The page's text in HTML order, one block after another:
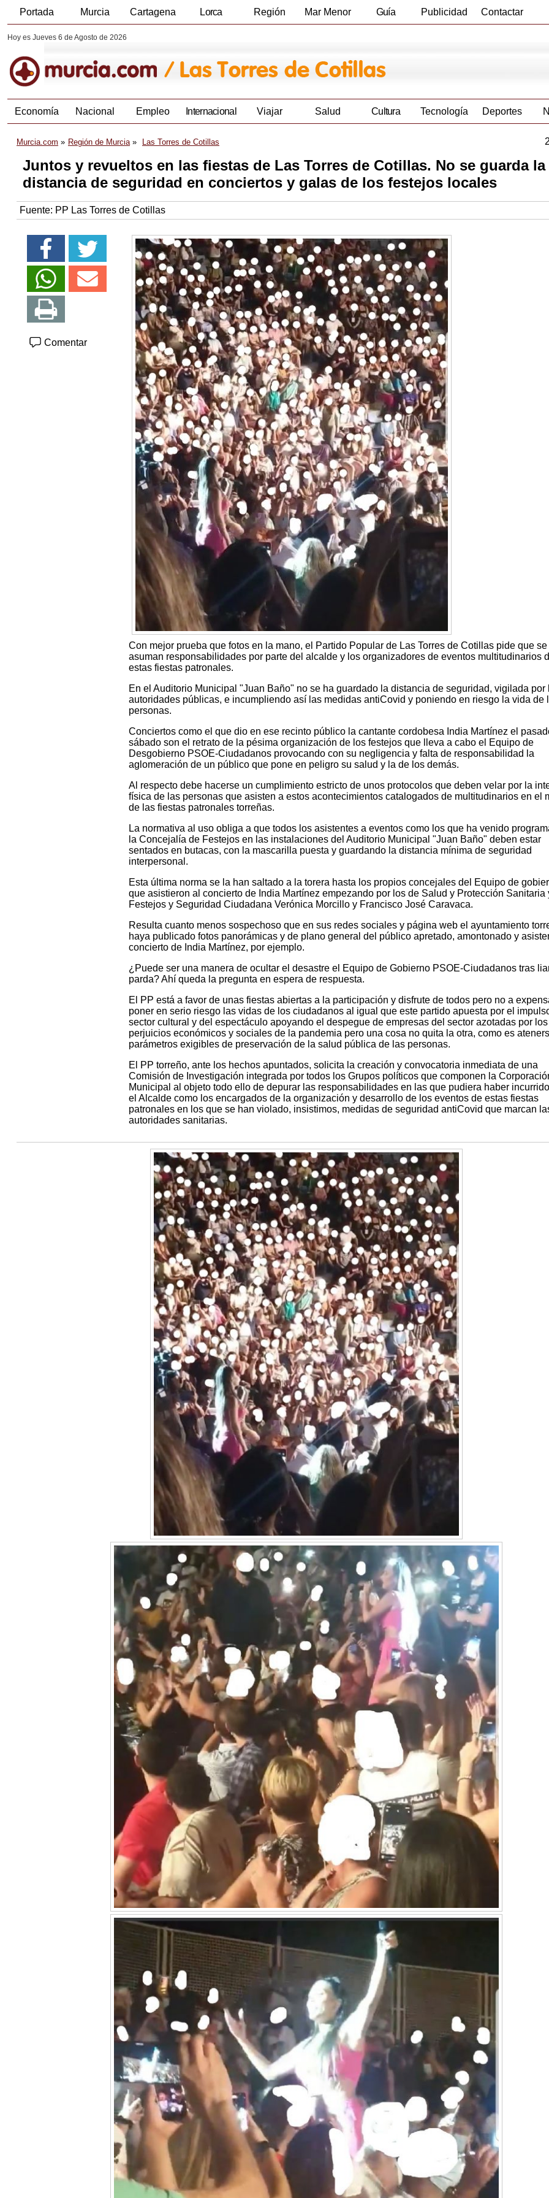
Portada Murcia Cartagena Lorca Región Mar Menor Guía Publicidad Contactar
Hoy es Jueves 6 de Agosto de 2026
Economía Nacional Empleo Internacional Viajar Salud Cultura Tecnología Deportes
Murcia.com Región de Murcia Las Torres de Cotillas
Juntos y revueltos en las fiestas de Las Torres de Cotillas. No se guarda la
distancia de seguridad en conciertos y galas de los festejos locales
Fuente: PP Las Torres de Cotillas
Comentar
Con mejor prueba que fotos en la mano, el Partido Popular de Las Torres de Cotillas pide que se
asuman responsabilidades por parte del alcalde y los organizadores de eventos multitudinarios
estas fiestas patronales.
En el Auditorio Municipal "Juan Baño" no se ha guardado la distancia de seguridad, vigilada por
autoridades públicas, e incumpliendo así las medidas antiCovid y poniendo en riesgo la vida de
personas.
Conciertos como el que dio en ese recinto público la cantante cordobesa India Martínez el
sábado son el retrato de la pésima organización de los festejos que lleva a cabo el Equipo de
Desgobierno PSOE-Ciudadanos provocando con su negligencia y falta de responsabilidad la
aglomeración de un público que pone en peligro su salud y la de los demás.
Al respecto debe hacerse un cumplimiento estricto de unos protocolos que deben velar por la
física de las personas que asisten a estos acontecimientos catalogados de multitudinarios en el
de las fiestas patronales torreñas.
La normativa al uso obliga a que todos los asistentes a eventos como los que ha venido
la Concejalía de Festejos en las instalaciones del Auditorio Municipal "Juan Baño" deben estar
sentados en butacas, con la mascarilla puesta y guardando la distancia mínima de seguridad
interpersonal.
Esta última norma se la han saltado a la torera hasta los propios concejales del Equipo de
que asistieron al concierto de India Martínez empezando por los de Salud y Protección Sanitaria
Festejos y Seguridad Ciudadana Verónica Morcillo y Francisco José Caravaca.
Resulta cuanto menos sospechoso que en sus redes sociales y página web el ayuntamiento
haya publicado fotos panorámicas y de plano general del público apretado, amontonado y
concierto de India Martínez, por ejemplo.
¿Puede ser una manera de ocultar el desastre el Equipo de Gobierno PSOE-Ciudadanos tras
parda? Ahí queda la pregunta en espera de respuesta.
El PP está a favor de unas fiestas abiertas a la participación y disfrute de todos pero no a
poner en serio riesgo las vidas de los ciudadanos al igual que este partido apuesta por el
sector cultural y del espectáculo apoyando el despegue de empresas del sector azotadas por los
perjuicios económicos y sociales de la pandemia pero una cosa no quita la otra, como es
parámetros exigibles de preservación de la salud pública de las personas.
El PP torreño, ante los hechos apuntados, solicita la creación y convocatoria inmediata de una
Comisión de Investigación integrada por todos los Grupos políticos que componen la
Municipal al objeto todo ello de depurar las responsabilidades en las que pudiera haber
el Alcalde como los encargados de la organización y desarrollo de los eventos de estas fiestas
patronales en los que se han violado, insistimos, medidas de seguridad antiCovid que marcan
autoridades sanitarias.